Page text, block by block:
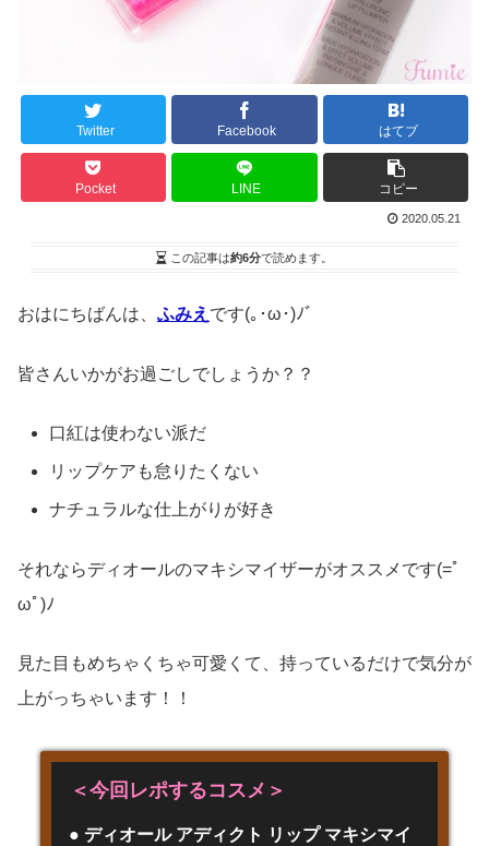
Twitter Facebook はてブ
Pocket LINE コピー
2020.05.21
この記事は約6分で読めます。
おはにちばんは、 ふみえ です(｡･ω･)ﾉﾞ
皆さんいかがお過ごしでしょうか？？
口紅は使わない派だ
リップケアも怠りたくない
ナチュラルな仕上がりが好き
それならディオールのマキシマイザーがオススメです(=ﾟ
ωﾟ)ﾉ
見た目もめちゃくちゃ可愛くて、持っているだけで気分が
上がっちゃいます！！
＜今回レポするコスメ＞
● ディオール アディクト リップ マキシマイ